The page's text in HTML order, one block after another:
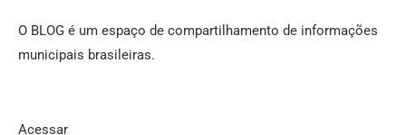
O BLOG é um espaço de compartilhamento de informações
municipais brasileiras.
Acessar